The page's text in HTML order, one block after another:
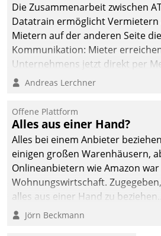
Die Zusammenarbeit zwischen
Datatrain ermöglicht
Mietern auf der anderen Seite
Kommunikation: Mieter
Unternehmens jetzt direkt per
Mitarbeiter oder Dienstleister
Andreas Lerchner
Offene Plattform
Alles aus einer Hand?
Alles bei einem Anbieter
einigen großen Warenhäusern,
Onlineanbietern wie Amazon
Wohnungswirtschaft.
alles aus einer Hand zu beziehen...
Jörn Beckmann